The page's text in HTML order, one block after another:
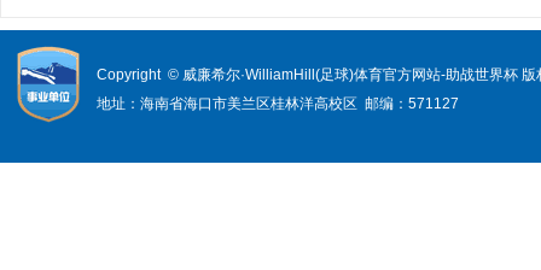
Copyright © 威廉希尔·WilliamHill(足球)体育官方网站-助战世界杯
地址：海南省海口市美兰区桂林洋高校区 邮编：571127